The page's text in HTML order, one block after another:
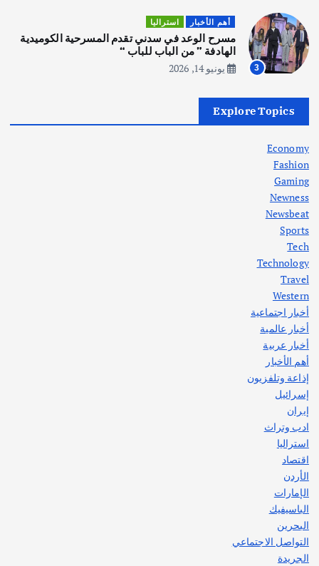
أهم الأخبار ثقافة وفنون
انطلاق ورشة التمثيل في مدينة كلباء الاماراتية
أغسطس 5, 2026
في جذور المشكلة وحلولها المستدامة
أهم الأخبار
اختتام ورشة السينوغرافيا في مدينة كلباء الاماراتية
أغسطس 3, 2026
3
أهم الأخبار استراليا
مسرح الوعد في سدني تقدم المسرحية الكوميدية
الهادفة ” من الباب للباب “
يونيو 14, 2026
Explore Topics
Economy
Fashion
Gaming
Newness
Newsbeat
Sports
Tech
Technology
Travel
Western
أخبار اجتماعية
أخبار عالمية
أخبار عربية
أهم الأخبار
إذاعة وتلفزيون
إسرائيل
إيران
ادب وتراث
استراليا
اقتصاد
الأردن
الإمارات
الباسيفيك
البحرين
التواصل الاجتماعي
الجريدة